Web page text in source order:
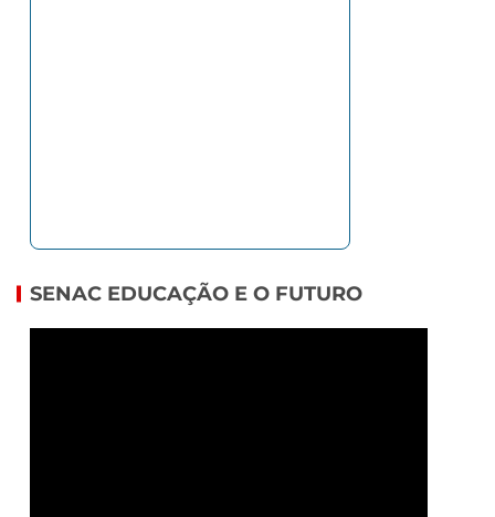
SENAC EDUCAÇÃO E O FUTURO